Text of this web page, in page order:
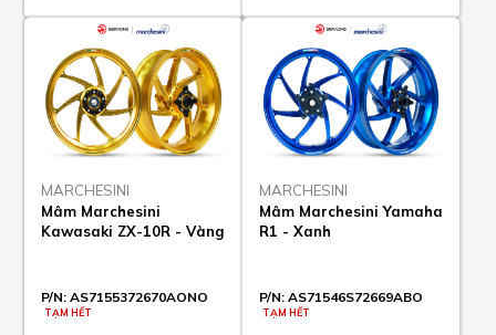
MARCHESINI
Mâm Marchesini
Kawasaki ZX-10R - Vàng
P/N: AS7155372670AONO
TẠM HẾT
MARCHESINI
Mâm Marchesini Yamaha
R1 - Xanh
P/N: AS71546S72669ABO
TẠM HẾT